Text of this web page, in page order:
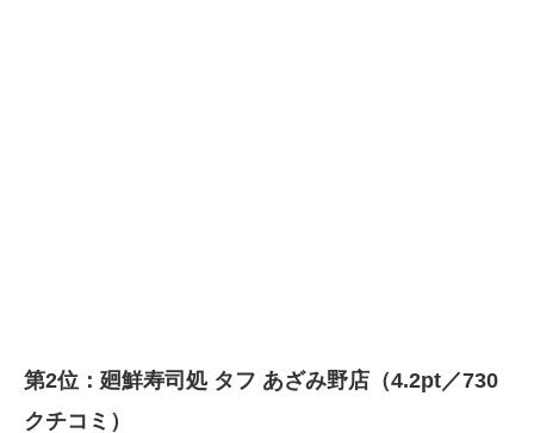
第2位：廻鮮寿司処 タフ あざみ野店（4.2pt／730
クチコミ）